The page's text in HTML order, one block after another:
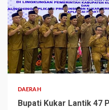
3 min read
DAERAH
Bupati Kukar Lantik 47